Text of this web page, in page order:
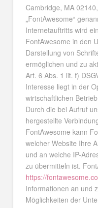
Cambridge, MA
„FontAwesome“
Internetauftritts wird
FontAwesome in den
Darstellung von
ermöglichen und zu
Art. 6 Abs. 1 lit. f)
Interesse liegt in der
wirtschaftlichen
Durch die bei Aufruf
hergestellte
FontAwesome kann
welcher Website Ihre
und an welche IP-
zu übermitteln ist.
https://
Informationen an und
Möglichkeiten der